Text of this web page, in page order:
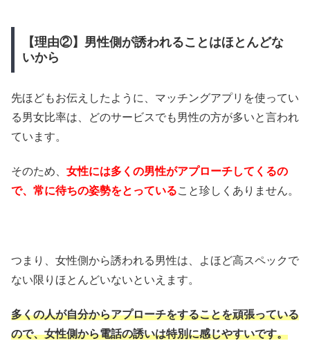
【理由②】男性側が誘われることはほとんどな
いから
先ほどもお伝えしたように、マッチングアプリを使ってい
る男女比率は、どのサービスでも男性の方が多いと言われ
ています。
そのため、 女性には多くの男性がアプローチしてくるの
で、常に待ちの姿勢をとっていること珍しくありません。
つまり、女性側から誘われる男性は、よほど高スペックで
ない限りほとんどいないといえます。
多くの人が自分からアプローチをすることを頑張っている
ので、女性側から電話の誘いは特別に感じやすいです。